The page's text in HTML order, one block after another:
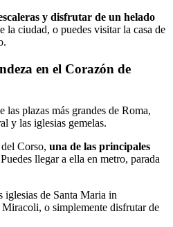
y disfrutar de un helado
la ciudad, o puedes visitar la casa de
en el Corazón de
las plazas más grandes de Roma,
y las iglesias gemelas.
Corso, una de las principales
llegar a ella en metro, parada
iglesias de Santa Maria in
o simplemente disfrutar de